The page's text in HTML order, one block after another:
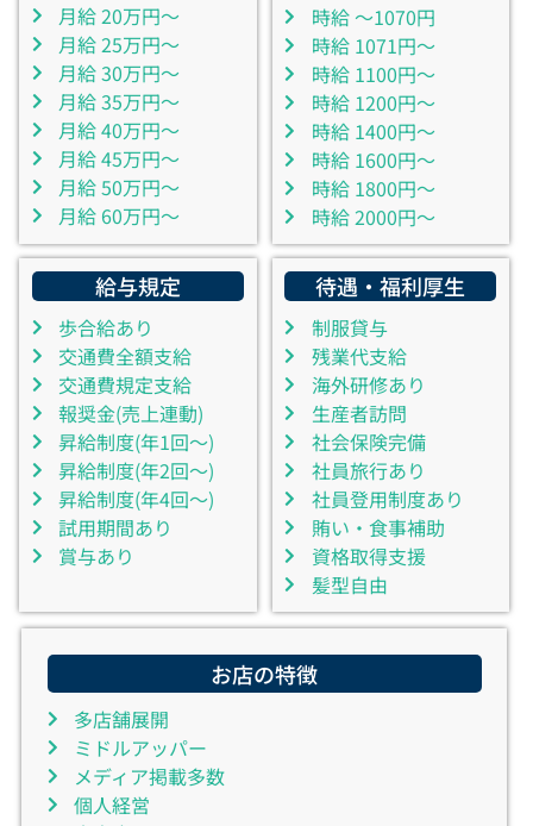
月給 20万円～
月給 25万円～
月給 30万円～
月給 35万円～
月給 40万円～
月給 45万円～
月給 50万円～
月給 60万円～
時給 ～1070円
時給 1071円～
時給 1100円～
時給 1200円～
時給 1400円～
時給 1600円～
時給 1800円～
時給 2000円～
給与規定
歩合給あり
交通費全額支給
交通費規定支給
報奨金(売上連動)
昇給制度(年1回～)
昇給制度(年2回～)
昇給制度(年4回～)
試用期間あり
賞与あり
待遇・福利厚生
制服貸与
残業代支給
海外研修あり
生産者訪問
社会保険完備
社員旅行あり
社員登用制度あり
賄い・食事補助
資格取得支援
髪型自由
お店の特徴
多店舗展開
ミドルアッパー
メディア掲載多数
個人経営